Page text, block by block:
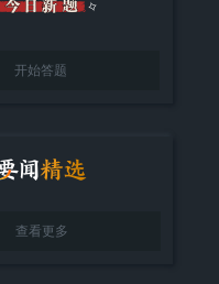
开始答题
查看更多